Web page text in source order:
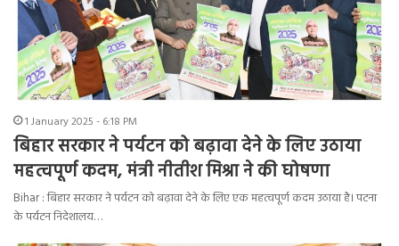
1 January 2025 - 6:18 PM
बिहार सरकार ने पर्यटन को बढ़ावा देने के लिए उठाया
महत्वपूर्ण कदम, मंत्री नीतीश मिश्रा ने की घोषणा
Bihar : बिहार सरकार ने पर्यटन को बढ़ावा देने के लिए एक महत्वपूर्ण कदम उठाया है। पटना
के पर्यटन निदेशालय…